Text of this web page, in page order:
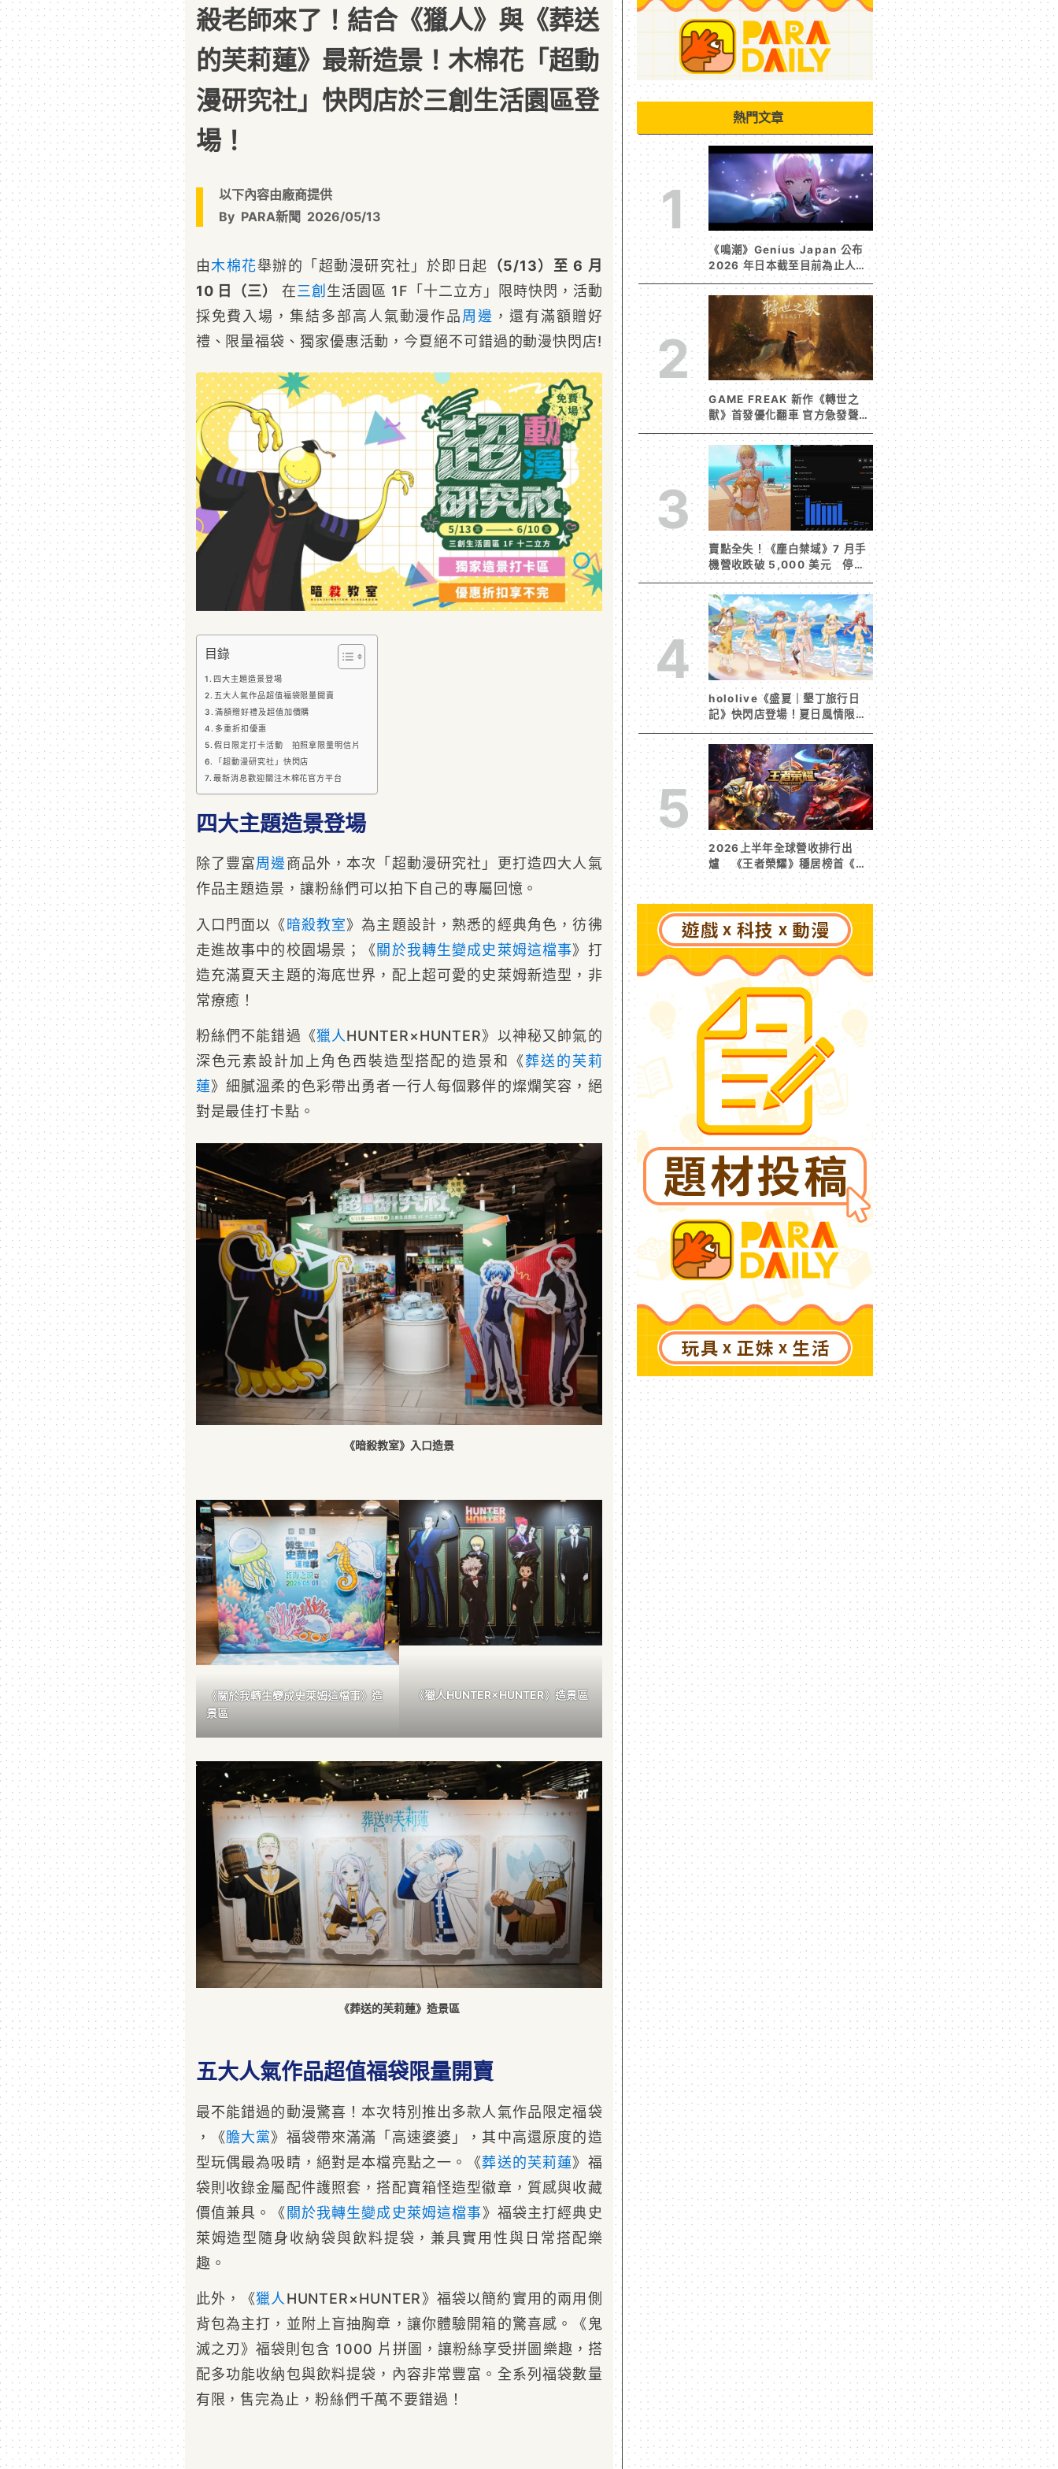
殺老師來了！結合《獵人》與《葬送
的芙莉蓮》最新造景！木棉花「超動
漫研究社」快閃店於三創生活園區登
場！
以下內容由廠商提供
By PARA新聞 2026/05/13
由木棉花舉辦的「超動漫研究社」於即日起 （5/13）至 6 月
10 日（三）
在三創 生活園區 1F「十二立方」限時快閃，活動
採免費入場，集結多部高人氣動漫作品周邊 ，還有滿額贈好
禮、限量福袋、獨家優惠活動，今夏絕不可錯過的動漫快閃店!
目錄
四大主題造景登場
五大人氣作品超值福袋限量開賣
滿額贈好禮及超值加價購
多重折扣優惠
假日限定打卡活動 拍照拿限量明信片
「超動漫研究社」快閃店
最新消息歡迎關注木棉花官方平台
四大主題造景登場
除了豐富周邊商品外，本次「超動漫研究社」更打造四大人氣
作品主題造景，讓粉絲們可以拍下自己的專屬回憶。
入口門面以《暗殺教室》為主題設計，熟悉的經典角色，彷彿
走進故事中的校園場景；《關於我轉生變成史萊姆這檔事》打
造充滿夏天主題的海底世界，配上超可愛的史萊姆新造型，非
常療癒！
粉絲們不能錯過《獵人HUNTER×HUNTER》以神秘又帥氣的
深色元素設計加上角色西裝造型搭配的造景和《葬送的芙莉
蓮》細膩溫柔的色彩帶出勇者一行人每個夥伴的燦爛笑容，絕
對是最佳打卡點。
《暗殺教室》入口造景
《關於我轉生變成史萊姆這檔事》造
景區
《獵人HUNTER×HUNTER》造景區
《葬送的芙莉蓮》造景區
五大人氣作品超值福袋限量開賣
最不能錯過的動漫驚喜！本次特別推出多款人氣作品限定福袋
，《膽大黨》福袋帶來滿滿「高速婆婆」，其中高還原度的造
型玩偶最為吸睛，絕對是本檔亮點之一。《葬送的芙莉蓮》福
袋則收錄金屬配件護照套，搭配寶箱怪造型徽章，質感與收藏
價值兼具。《關於我轉生變成史萊姆這檔事》福袋主打經典史
萊姆造型隨身收納袋與飲料提袋，兼具實用性與日常搭配樂
趣。
此外，《獵人 HUNTER×HUNTER》福袋以簡約實用的兩用側
背包為主打，並附上盲抽胸章，讓你體驗開箱的驚喜感。《鬼
滅之刃》福袋則包含 1000 片拼圖，讓粉絲享受拼圖樂趣，搭
配多功能收納包與飲料提袋，內容非常豐富。全系列福袋數量
有限，售完為止，粉絲們千萬不要錯過！
熱門文章
1
《鳴潮》Genius Japan 公布
2026 年日本截至目前為止人氣
歌單《遠航星的告別》&《自無
垠處歸航之星》入榜
2
GAME FREAK 新作《轉世之
獸》首發優化翻車 官方急發聲明
承諾提供大量更新彌補
3
賣點全失！《塵白禁域》7 月手
機營收跌破 5,000 美元 停服
整改後玩家大量流失
4
hololive《盛夏｜墾丁旅行日
記》快閃店登場！夏日風情限定
周邊首度公開
5
2026上半年全球營收排行出
爐 《王者榮耀》穩居榜首《寒
霜啟示錄》緊追在後！